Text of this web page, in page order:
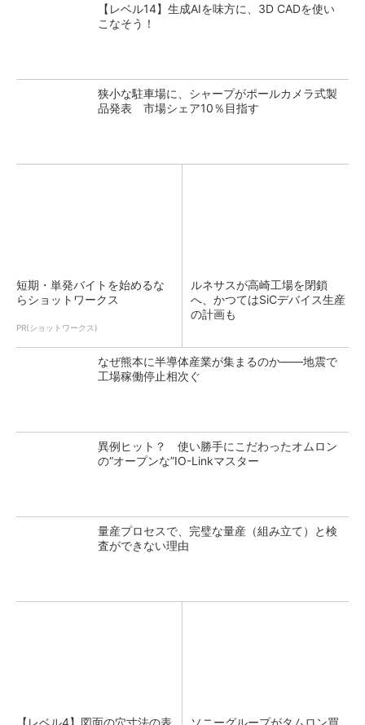
【レベル14】生成AIを味方に、3D CADを使い
こなそう！
狭小な駐車場に、シャープがポールカメラ式製
品発表 市場シェア10％目指す
短期・単発バイトを始めるな
らショットワークス
PR(ショットワークス)
ルネサスが高崎工場を閉鎖
へ、かつてはSiCデバイス生産
の計画も
なぜ熊本に半導体産業が集まるのか――地震で
工場稼働停止相次ぐ
異例ヒット？ 使い勝手にこだわったオムロン
の“オープンな”IO-Linkマスター
量産プロセスで、完璧な量産（組み立て）と検
査ができない理由
【レベル4】図面の穴寸法の表
ソニーグループがタムロン買